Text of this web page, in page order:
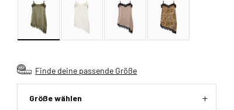
Finde deine passende Größe
Größe wählen